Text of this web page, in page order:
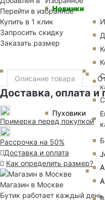
Новинки
Пуховики
С
Перейти в избранное
Купить в 1 клик
Запросить скидку
Заказать размер
Описание товара
Доставка, оплата и
Примерка перед покупкой
Рассрочка на 50%
Доставка и оплата
Как определить размер?
Магазин в Москве
Бутик работает каждый